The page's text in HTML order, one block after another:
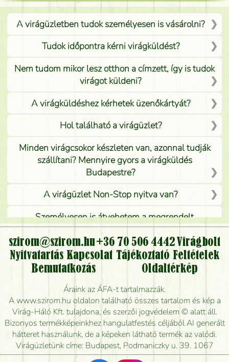
A virágüzletben tudok személyesen is vásárolni?
Tudok időpontra kérni virágküldést?
Nem tudom mikor lesz otthon a címzett, így is tudok
virágot küldeni?
A virágküldéshez kérhetek üzenőkártyát?
Hol található a virágüzlet?
Minden virágcsokor készleten van, azonnal tudják
szállítani? Mennyire gyors a virágküldés
Budapestre?
A virágüzlet Non-Stop nyitva van?
Személyesen is átvehetem a megrendelt
virágcsokrot, vagy csak virágküldéssel, kiszállítással
kérhető?
Vidékre is lehet rendelni?
Meddig rendelhetek virágküldést úgy, hogy még ma
kiszállítsák?
Mennyire gyorsan tudják elkészíteni a csokrot, és
mikor tudják leghamarabb kiszállítani?
Vörös rózsát keresek, van önöknél?
szirom@szirom.hu+36 70 506 4442 Virágbolt
Nyitvatartás Kapcsolat Tájékoztató Feltételek
Bemutatkozás
Oldaltérkép
Áraink az ÁFA-t tartalmazzák.
A www.szirom.hu oldalon található összes tartalom és kép a
Virág-Háló Kft. tulajdona, és szerzői jogvédelem © alatt áll.
Bizonyos termékképeinkhez hangulatfestés céljából AI generált
hátteret használunk, de a képeken látható termék az valódi.
Virágüzletünk címe: Budapest, Podmaniczky u. 39. 1067